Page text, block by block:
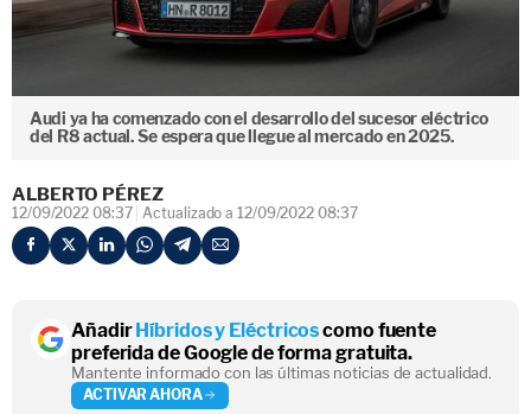
Audi ya ha comenzado con el desarrollo del sucesor eléctrico
del R8 actual. Se espera que llegue al mercado en 2025.
ALBERTO PÉREZ
12/09/2022 08:37 Actualizado a 12/09/2022 08:37
AñadirHíbridos y Eléctricoscomo fuente
preferida de Google de forma gratuita.
Mantente informado con las últimas noticias de actualidad.
ACTIVAR AHORA